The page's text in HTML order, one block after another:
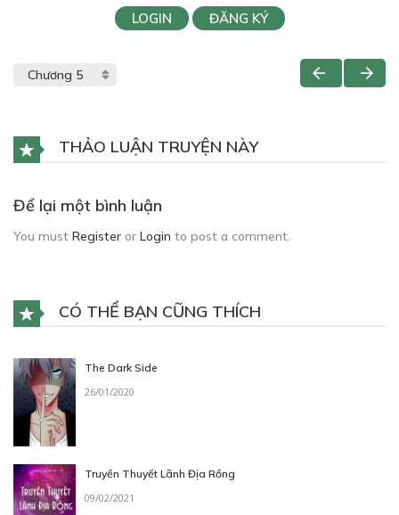
LOGIN ĐĂNG KÝ
THẢO LUẬN TRUYỆN NÀY
Để lại một bình luận
You must Register or Login to post a comment.
CÓ THỂ BẠN CŨNG THÍCH
The Dark Side
26/01/2020
Truyền Thuyết Lãnh Địa Rồng
09/02/2021